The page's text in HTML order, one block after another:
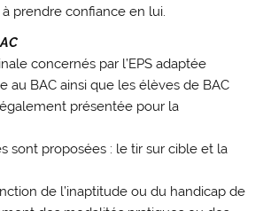
prendre confiance en lui.
concernés par l’EPS adaptée
au BAC ainsi que les élèves de BAC
également présentée pour la
sont proposées : le tir sur cible et la
de l’inaptitude ou du handicap de